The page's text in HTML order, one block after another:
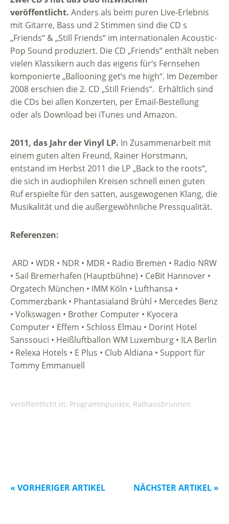
veröffentlicht. Anders als beim puren Live-Erlebnis
mit Gitarre, Bass und 2 Stimmen sind die CD s
„Friends“ & „Still Friends“ im internationalen Acoustic-
Pop Sound produziert. Die CD „Friends“ enthält neben
vielen Klassikern auch das eigens für‘s Fernsehen
komponierte „Ballooning get‘s me high“. Im Dezember
2008 erschien die 2. CD „Still Friends“. Erhältlich sind
die CDs bei allen Konzerten, per Email-Bestellung
oder als Download bei iTunes und Amazon.
2011, das Jahr der Vinyl LP. In Zusammenarbeit mit
einem guten alten Freund, Rainer Horstmann,
entstand im Herbst 2011 die LP „Back to the roots“,
die sich in audiophilen Kreisen schnell einen guten
Ruf erspielte für den satten, ausgewogenen Klang, die
Musikalität und die außergewöhnliche Pressqualität.
Referenzen:
ARD • WDR • NDR • MDR • Radio Bremen • Radio NRW
• Sail Bremerhafen (Hauptbühne) • CeBit Hannover •
Orgatech München • IMM Köln • Lufthansa •
Commerzbank • Phantasialand Brühl • Mercedes Benz
• Volkswagen • Brother Computer • Kyocera
Computer • Effem • Schloss Elmau • Dorint Hotel
Sanssouci • Heißluftballon WM Luxemburg • ILA Berlin
• Relexa Hotels • E Plus • Club Aldiana • Support für
Tommy Emmanuell
Veröffentlicht in: Programmpunkte, Rathausbrunnen
NÄCHSTER ARTIKEL »
« VORHERIGER ARTIKEL